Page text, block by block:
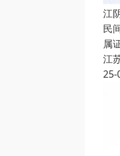
江
民
属
江
25-